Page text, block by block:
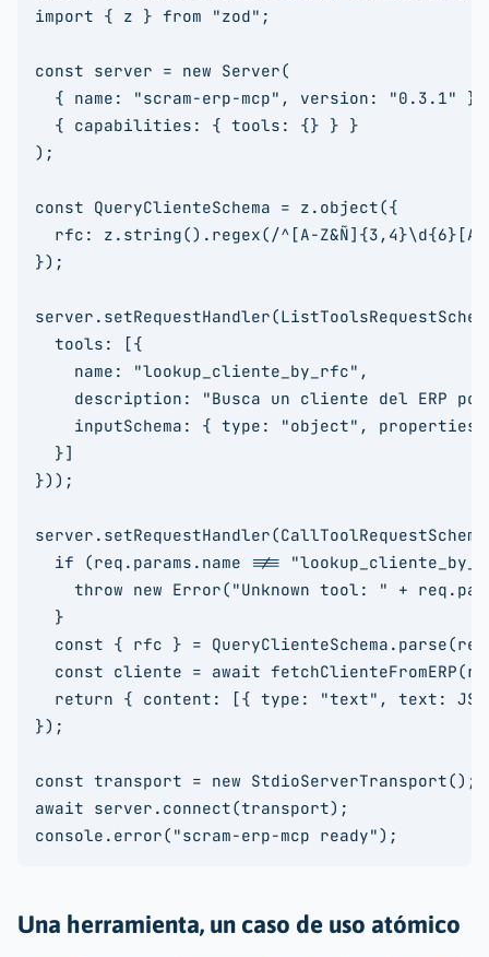
import { z } from "zod";
const server = new Server(
  { name: "scram-erp-mcp", version: "0.3.1" },
  { capabilities: { tools: {} } }
);
const QueryClienteSchema = z.object({
rfc: z.string().regex(/^[A-
});
  tools: [{
    name: "lookup_cliente_by_rfc",
description: "Busca un cliente del ERP
inputSchema: { type: "object",
  }]
}));
if (req.params.name !==
throw new Error("Unknown tool: " +
  }
const { rfc } =
const cliente = await
return { content: [{ type: "text", text:
});
const transport = new StdioServerTransport();
await server.connect(transport);
Una herramienta, un caso de uso atómico